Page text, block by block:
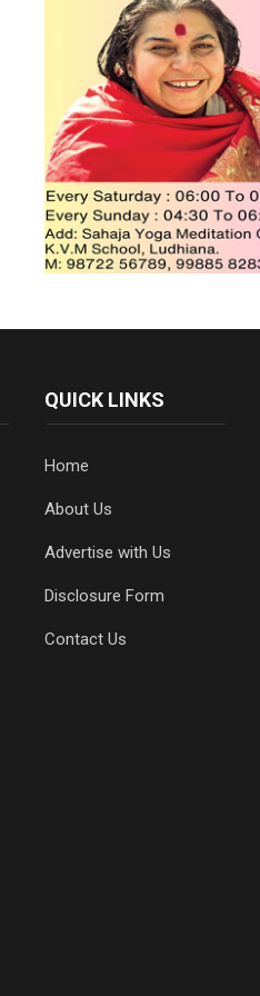
QUICK LINKS
Home
About Us
Advertise with Us
Disclosure Form
Contact Us